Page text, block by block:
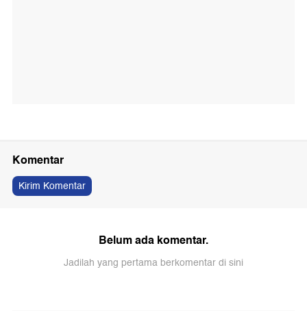
Komentar
Kirim Komentar
Belum ada komentar.
Jadilah yang pertama berkomentar di sini